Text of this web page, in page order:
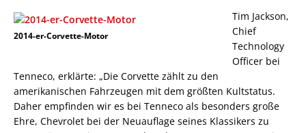
2014-er-Corvette-Motor
Tim Jackson,
Chief
Technology
Officer bei
Tenneco, erklärte: „Die Corvette zählt zu den
amerikanischen Fahrzeugen mit dem größten Kultstatus.
Daher empfinden wir es bei Tenneco als besonders große
Ehre, Chevrolet bei der Neuauflage seines Klassikers zu